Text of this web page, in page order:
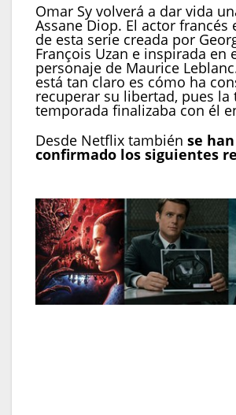
Omar Sy volverá a dar vida
Assane Diop. El actor francés
de esta serie creada por
François Uzan e inspirada en
personaje de Maurice
está tan claro es cómo ha
recuperar su libertad, pues la
temporada finalizaba con él
Desde Netflix también se han
confirmado los siguientes